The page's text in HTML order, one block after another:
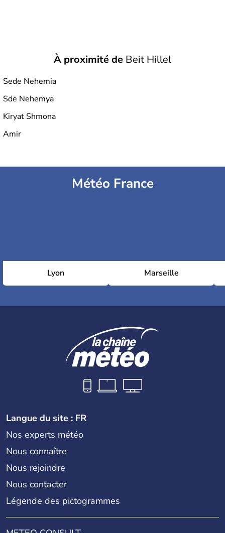
À proximité de Beit Hillel
Sede Nehemia
Sde Nehemya
Kiryat Shmona
Amir
Météo France
Lyon Marseille
Langue du site : FR
Nos experts météo
Nous connaître
Nous rejoindre
Nous contacter
Légende des pictogrammes